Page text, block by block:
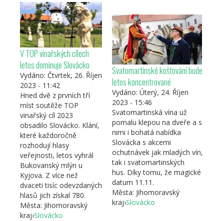
V TOP vinařských cílech
letos dominuje Slovácko
Vydáno: Čtvrtek, 26. Říjen
2023 - 11:42
Hned dvě z prvních tří
míst soutěže TOP
vinařský cíl 2023
obsadilo Slovácko. Klání,
které každoročně
rozhodují hlasy
veřejnosti, letos vyhrál
Bukovanský mlýn u
Kyjova. Z více než
dvaceti tisíc odevzdaných
hlasů jich získal 780.
Města: Jihomoravský
kraj›Slovácko
Svatomartinské koštování bude
letos koncentrované
Vydáno: Úterý, 24. Říjen
2023 - 15:46
Svatomartinská vína už
pomalu klepou na dveře a s
nimi i bohatá nabídka
Slovácka s akcemi
ochutnávek jak mladých vín,
tak i svatomartinských
hus. Díky tomu, že magické
datum 11.11.
Města: Jihomoravský
kraj›Slovácko